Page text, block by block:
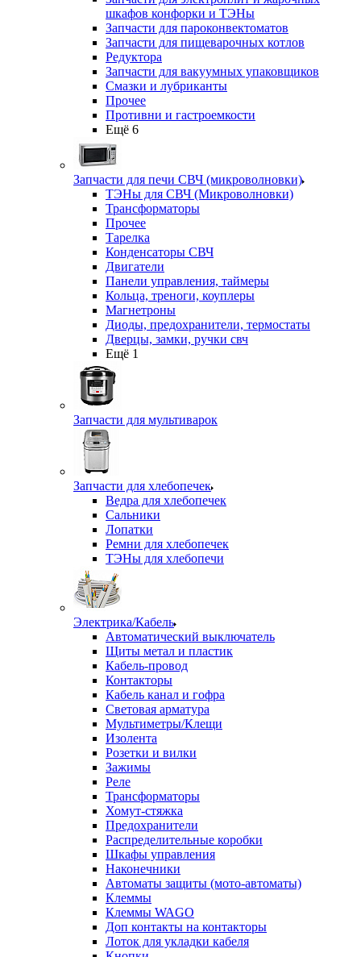
шкафов конфорки и ТЭНы
Запчасти для пароконвектоматов
Запчасти для пищеварочных котлов
Редуктора
Запчасти для вакуумных упаковщиков
Смазки и лубриканты
Прочее
Противни и гастроемкости
Ещё 6
Запчасти для печи СВЧ (микроволновки)
ТЭНы для СВЧ (Микроволновки)
Трансформаторы
Прочее
Тарелка
Конденсаторы СВЧ
Двигатели
Панели управления, таймеры
Кольца, треноги, коуплеры
Магнетроны
Диоды, предохранители, термостаты
Дверцы, замки, ручки свч
Ещё 1
Запчасти для мультиварок
Запчасти для хлебопечек
Ведра для хлебопечек
Сальники
Лопатки
Ремни для хлебопечек
ТЭНы для хлебопечи
Электрика/Кабель
Автоматический выключатель
Щиты метал и пластик
Кабель-провод
Контакторы
Кабель канал и гофра
Световая арматура
Мультиметры/Клещи
Изолента
Розетки и вилки
Зажимы
Реле
Трансформаторы
Хомут-стяжка
Предохранители
Распределительные коробки
Шкафы управления
Наконечники
Автоматы защиты (мото-автоматы)
Клеммы
Клеммы WAGO
Доп контакты на контакторы
Лоток для укладки кабеля